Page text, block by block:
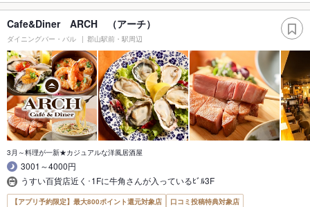
Cafe&Diner ARCH （アーチ）
ダイニングバー・バル 郡山駅前・駅周辺
3月～料理が一新★カジュアルな洋風居酒屋
3001～4000円
うすい百貨店近く･1Fに牛角さんが入っているﾋﾞﾙ3F
【アプリ予約限定】最大800ポイント還元対象店
口コミ投稿特典対象店